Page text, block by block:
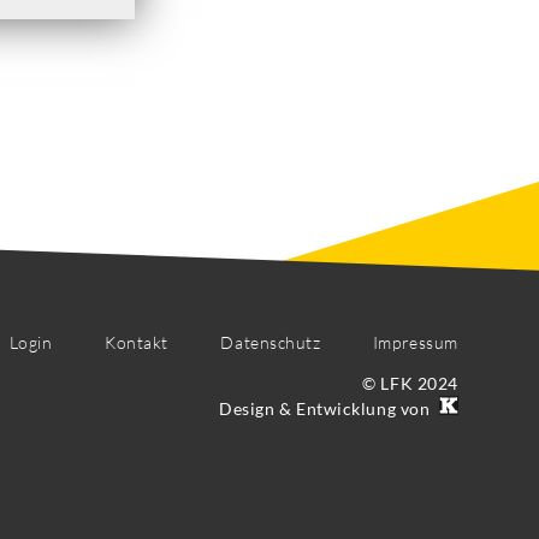
Login Kontakt Datenschutz
Impressum
© LFK 2024
Design & Entwicklung von